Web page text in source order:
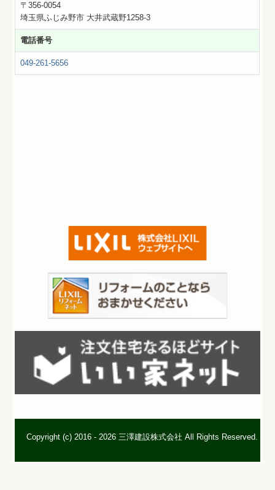
〒356-0054
埼玉県ふじみ野市 大井武蔵野1258-3
電話番号
049-261-5656
Copyright (c) 2016 - 2026 三澤建設株式会社 All Rights Reserved.